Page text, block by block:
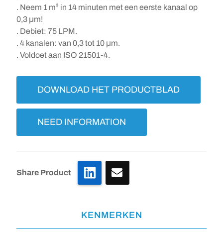
. Neem 1 m³ in 14 minuten met een eerste kanaal op
0,3 μm!
. Debiet: 75 LPM.
. 4 kanalen: van 0,3 tot 10 μm.
. Voldoet aan ISO 21501-4.
DOWNLOAD HET PRODUCTBLAD
NEED INFORMATION
Share Product LinkedIn
KENMERKEN